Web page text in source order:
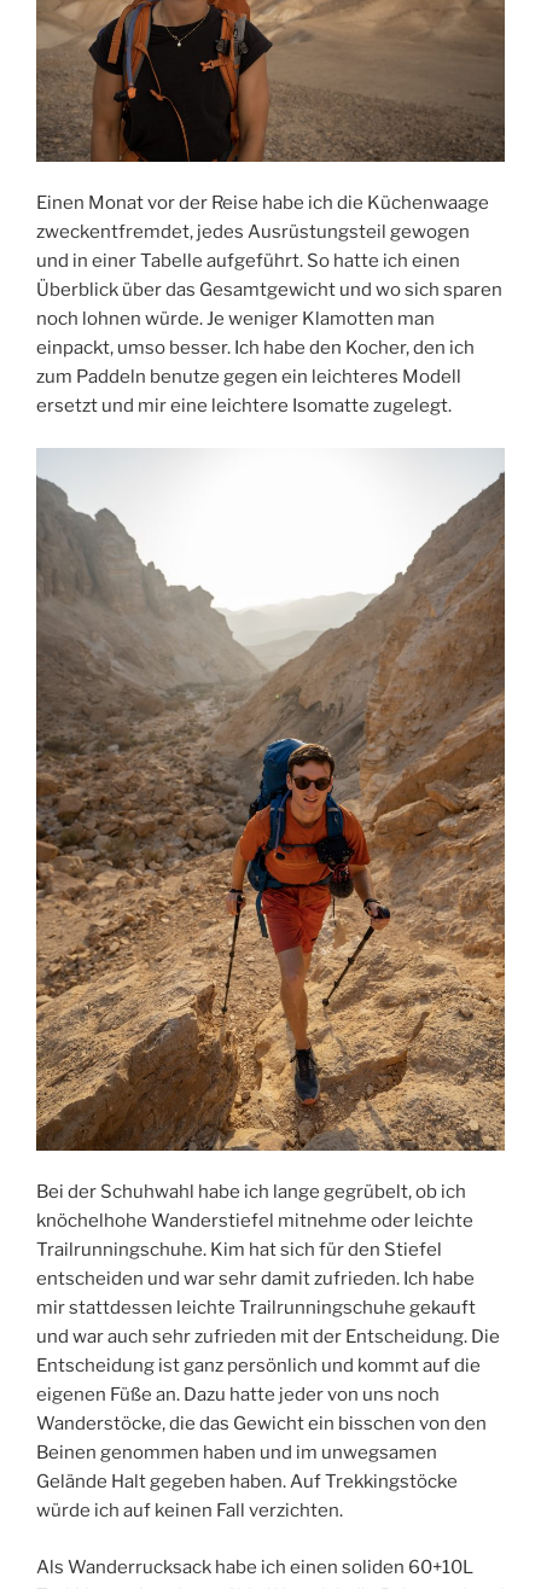
Einen Monat vor der Reise habe ich die Küchenwaage
zweckentfremdet, jedes Ausrüstungsteil gewogen
und in einer Tabelle aufgeführt. So hatte ich einen
Überblick über das Gesamtgewicht und wo sich sparen
noch lohnen würde. Je weniger Klamotten man
einpackt, umso besser. Ich habe den Kocher, den ich
zum Paddeln benutze gegen ein leichteres Modell
ersetzt und mir eine leichtere Isomatte zugelegt.
Bei der Schuhwahl habe ich lange gegrübelt, ob ich
knöchelhohe Wanderstiefel mitnehme oder leichte
Trailrunningschuhe. Kim hat sich für den Stiefel
entscheiden und war sehr damit zufrieden. Ich habe
mir stattdessen leichte Trailrunningschuhe gekauft
und war auch sehr zufrieden mit der Entscheidung. Die
Entscheidung ist ganz persönlich und kommt auf die
eigenen Füße an. Dazu hatte jeder von uns noch
Wanderstöcke, die das Gewicht ein bisschen von den
Beinen genommen haben und im unwegsamen
Gelände Halt gegeben haben. Auf Trekkingstöcke
würde ich auf keinen Fall verzichten.
Als Wanderrucksack habe ich einen soliden 60+10L